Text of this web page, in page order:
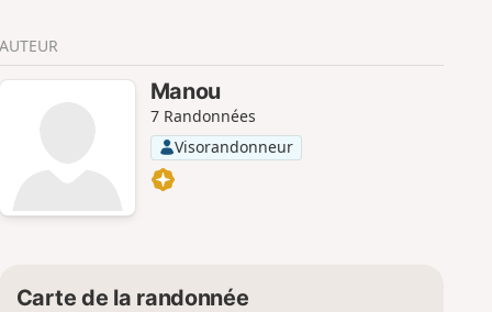
r
AUTEUR
Manou
7 Randonnées
Visorandonneur
Carte de la randonnée